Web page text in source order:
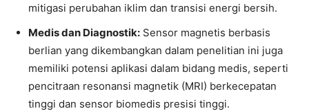
mitigasi perubahan iklim dan transisi energi bersih.
Medis dan Diagnostik: Sensor magnetis berbasis
berlian yang dikembangkan dalam penelitian ini juga
memiliki potensi aplikasi dalam bidang medis, seperti
pencitraan resonansi magnetik (MRI) berkecepatan
tinggi dan sensor biomedis presisi tinggi.